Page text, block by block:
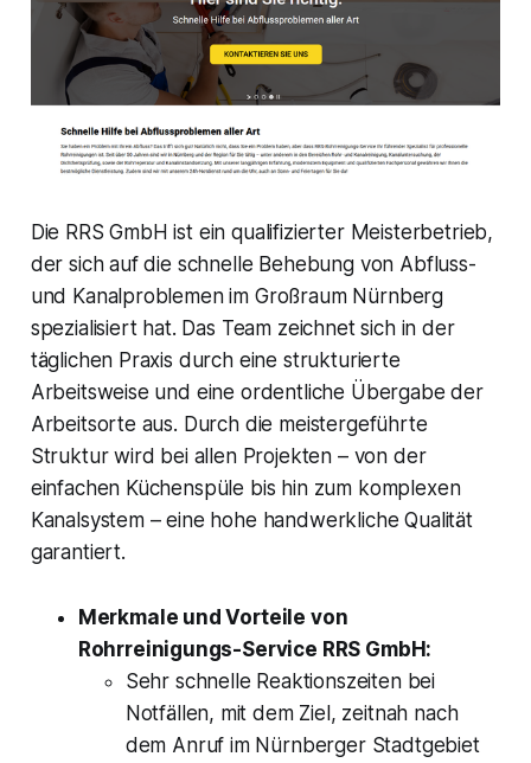
Die RRS GmbH ist ein qualifizierter Meisterbetrieb,
der sich auf die schnelle Behebung von Abfluss-
und Kanalproblemen im Großraum Nürnberg
spezialisiert hat. Das Team zeichnet sich in der
täglichen Praxis durch eine strukturierte
Arbeitsweise und eine ordentliche Übergabe der
Arbeitsorte aus. Durch die meistergeführte
Struktur wird bei allen Projekten – von der
einfachen Küchenspüle bis hin zum komplexen
Kanalsystem – eine hohe handwerkliche Qualität
garantiert.
Merkmale und Vorteile von
Rohrreinigungs-Service RRS GmbH:
Sehr schnelle Reaktionszeiten bei
Notfällen, mit dem Ziel, zeitnah nach
dem Anruf im Nürnberger Stadtgebiet